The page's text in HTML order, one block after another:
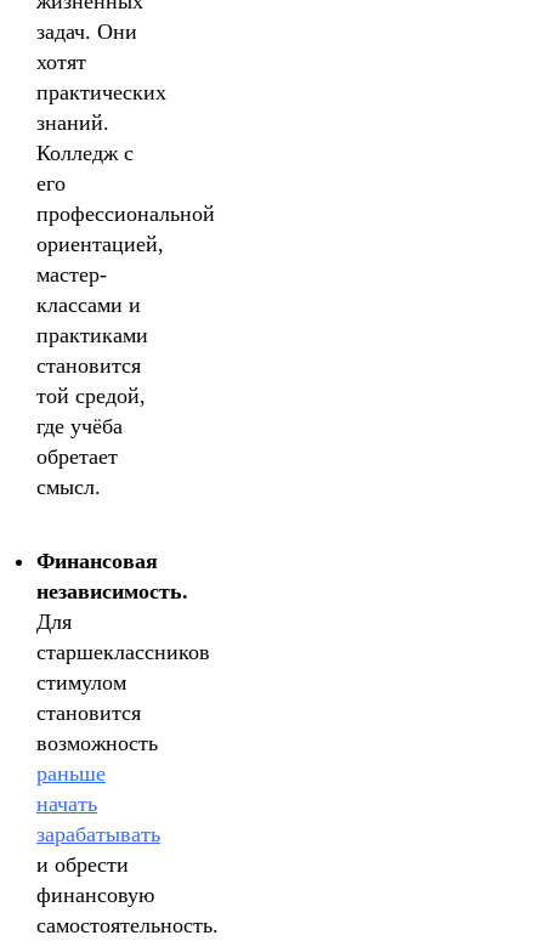
задач. Они
хотят
практических
знаний.
Колледж с
его
профессиональной
ориентацией,
мастер-
классами и
практиками
становится
той средой,
где учёба
обретает
смысл.
Финансовая
независимость.
Для
старшеклассников
стимулом
становится
возможность
раньше
начать
зарабатывать
и обрести
финансовую
самостоятельность.